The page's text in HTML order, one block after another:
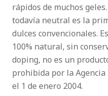
rápidos de muchos
todavía neutral es la
dulces convencionales.
100% natural, sin
doping, no es un
prohibida por la
el 1 de enero 2004.